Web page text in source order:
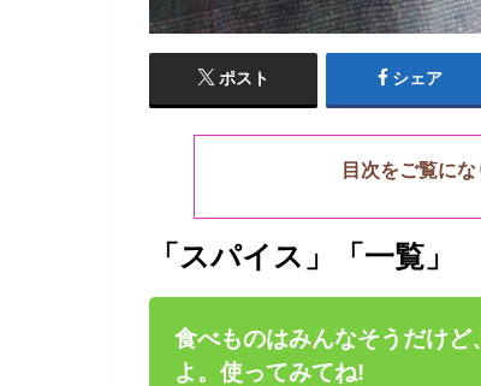
ポスト シェア
目次をご覧に
「スパイス」「一覧」
食べものはみんなそうだけ
よ。使ってみてね!